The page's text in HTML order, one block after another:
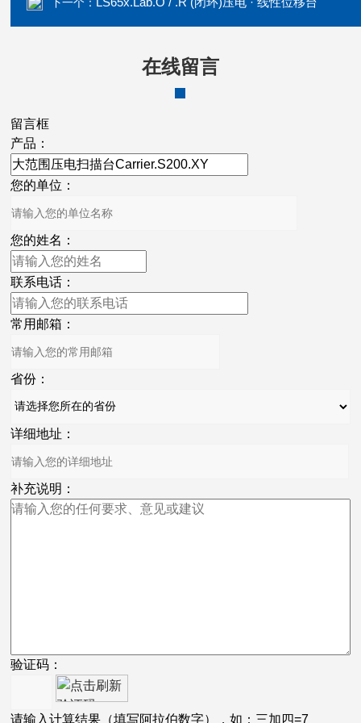
在线留言
留言框
产品：
您的单位：
您的姓名：
联系电话：
常用邮箱：
省份：
详细地址：
补充说明：
验证码：
请输入计算结果（填写阿拉伯数字），如：三加四=7